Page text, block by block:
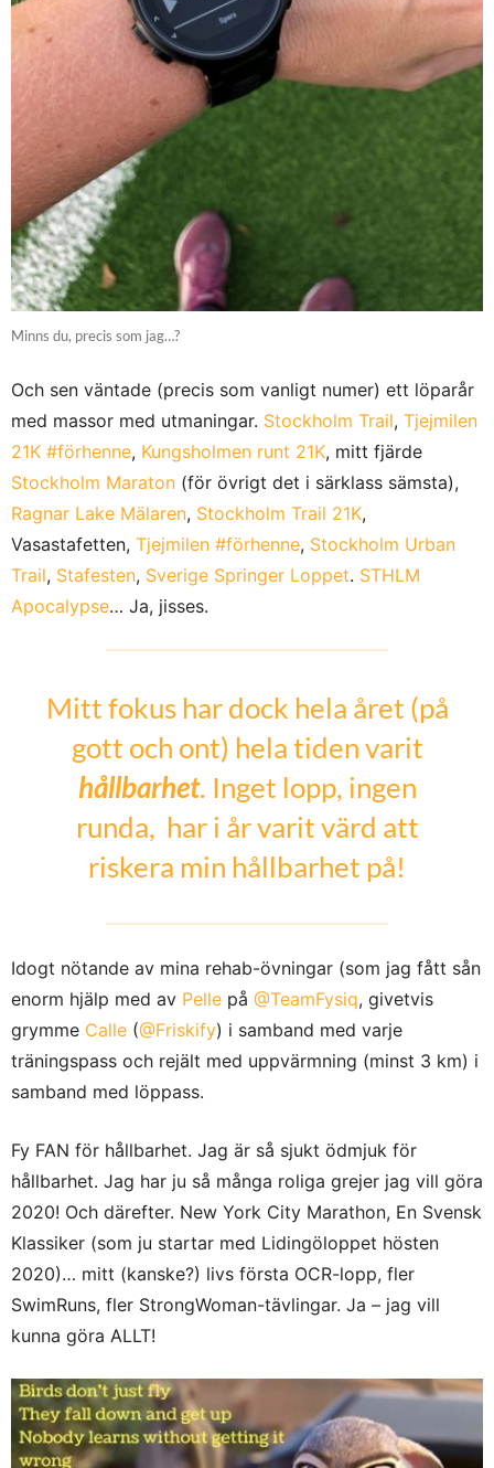
Minns du, precis som jag…?
Och sen väntade (precis som vanligt numer) ett löparår
med massor med utmaningar. Stockholm Trail, Tjejmilen
21K #förhenne, Kungsholmen runt 21K, mitt fjärde
Stockholm Maraton (för övrigt det i särklass sämsta),
Ragnar Lake Mälaren, Stockholm Trail 21K,
Vasastafetten, Tjejmilen #förhenne, Stockholm Urban
Trail, Stafesten, Sverige Springer Loppet. STHLM
Apocalypse… Ja, jisses.
Mitt fokus har dock hela året (på
gott och ont) hela tiden varit
hållbarhet. Inget lopp, ingen
runda, har i år varit värd att
riskera min hållbarhet på!
Idogt nötande av mina rehab-övningar (som jag fått sån
enorm hjälp med av Pelle på @TeamFysiq, givetvis
grymme Calle (@Friskify) i samband med varje
träningspass och rejält med uppvärmning (minst 3 km) i
samband med löppass.
Fy FAN för hållbarhet. Jag är så sjukt ödmjuk för
hållbarhet. Jag har ju så många roliga grejer jag vill göra
2020! Och därefter. New York City Marathon, En Svensk
Klassiker (som ju startar med Lidingöloppet hösten
2020)… mitt (kanske?) livs första OCR-lopp, fler
SwimRuns, fler StrongWoman-tävlingar. Ja – jag vill
kunna göra ALLT!